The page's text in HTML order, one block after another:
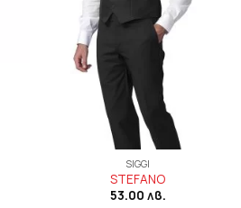
SIGGI
STEFANO
53.00 лв.